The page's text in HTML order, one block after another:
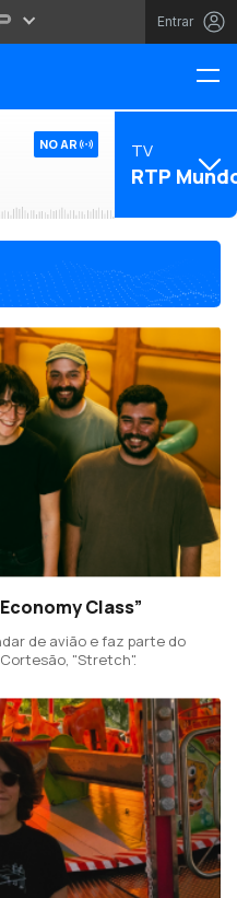
Entrar
NO AR TV
RTP
Class”
de avião e faz parte do
"Stretch".